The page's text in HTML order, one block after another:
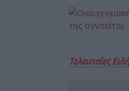
Τελευταίες